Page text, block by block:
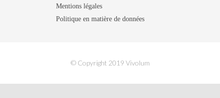
Mentions légales
Politique en matière de données
© Copyright 2019 Vivolum